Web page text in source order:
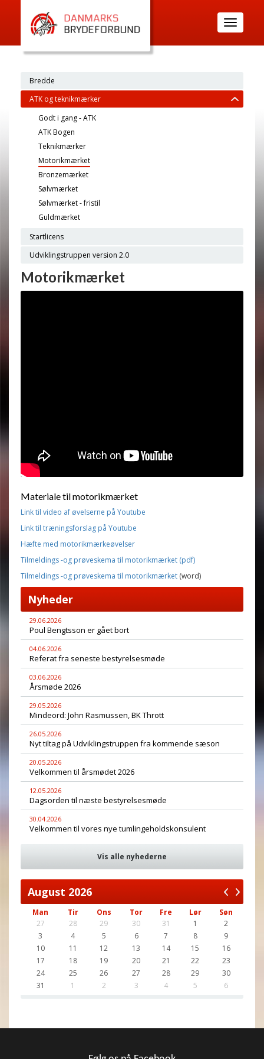
Toggle
navigation
Bredde
ATK og teknikmærker
Godt i gang - ATK
ATK Bogen
Teknikmærker
Motorikmærket
Bronzemærket
Sølvmærket
Sølvmærket - fristil
Guldmærket
Startlicens
Udviklingstruppen version 2.0
Motorikmærket
Materiale til motorikmærket
Link til video af øvelserne på Youtube
Link til træningsforslag på Youtube
Hæfte med motorikmærkeøvelser
Tilmeldings -og prøveskema til motorikmærket (pdf)
Tilmeldings -og prøveskema til motorikmærket (word)
Nyheder
29.06.2026
Poul Bengtsson er gået bort
04.06.2026
Referat fra seneste bestyrelsesmøde
03.06.2026
Årsmøde 2026
29.05.2026
Mindeord: John Rasmussen, BK Thrott
26.05.2026
Nyt tiltag på Udviklingstruppen fra kommende sæson
20.05.2026
Velkommen til årsmødet 2026
12.05.2026
Dagsorden til næste bestyrelsesmøde
30.04.2026
Velkommen til vores nye tumlingeholdskonsulent
Vis alle nyhederne
August 2026
Man Tir Ons Tor Fre Lør
Søn
27
28 29 30 31 1
2
3
4 5 6 7 8
9
10
11 12 13 14 15
16
17
18 19 20 21 22
23
24
25 26 27 28 29
30
31
1 2 3 4 5 6